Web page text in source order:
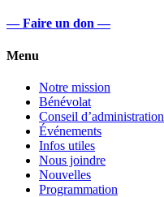
— Faire un don —
Menu
Notre mission
Bénévolat
Conseil d’administration
Événements
Infos utiles
Nous joindre
Nouvelles
Programmation